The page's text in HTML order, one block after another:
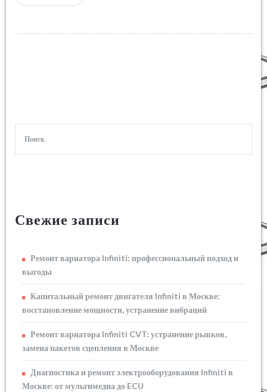
Свежие записи
Ремонт вариатора Infiniti: профессиональный подход и
выгоды
Капитальный ремонт двигателя Infiniti в Москве:
восстановление мощности, устранение вибраций
Ремонт вариатора Infiniti CVT: устранение рывков,
замена пакетов сцепления в Москве
Диагностика и ремонт электрооборудования Infiniti в
Москве: от мультимедиа до ECU